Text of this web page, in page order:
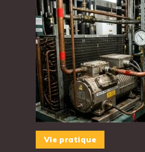
Vie pratique